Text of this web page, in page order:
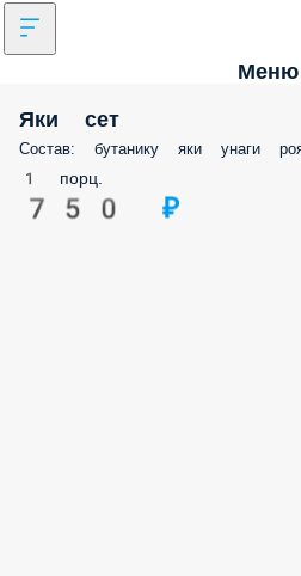
Меню
Яки сет
Состав: бутанику яки
1 порц.
750 ₽